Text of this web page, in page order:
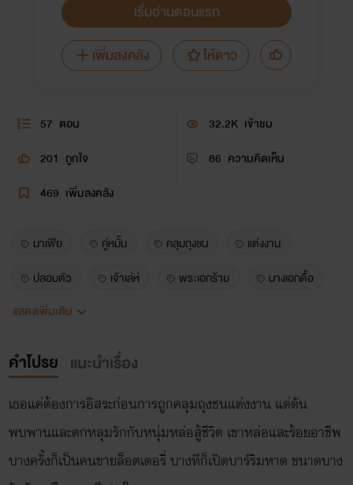
เริ่มอ่านตอนแรก
เพิ่มลงคลัง
ให้ดาว
57 ตอน 32.2K เข้าชม
201 ถูกใจ 86 ความคิดเห็น
469 เพิ่มลงคลัง
มาเฟีย คู่หมั้น คลุมถุงชน
แต่งงาน
ปลอมตัว
เจ้าเล่ห์ พระเอกร้าย
นางเอกดื้อ
วัยรุ่น
ตามจีบ
แสดงเพิ่มเติม
คำโปรย แนะนำเรื่อง
เธอแค่ต้องการอิสระก่อนการถูกคลุมถุงชนแต่งงาน แต่ดัน
พบพานและตกหลุมรักกับหนุ่มหล่อสู้ชีวิต เขาหล่อและร้อยอาชีพ
บางครั้งก็เป็นคนขายล็อตเตอรี่ บางทีก็เปิดบาร์ริมหาด ขนาดบาง